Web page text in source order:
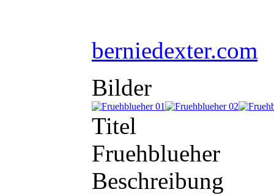
berniedexter.com
Bilder
Titel
Fruehblueher
Beschreibung